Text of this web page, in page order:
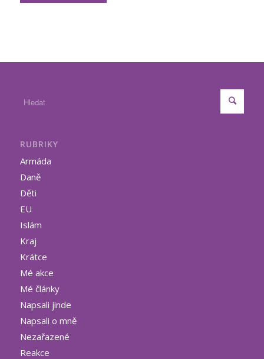
RUBRIKY
Armáda
Daně
Děti
EU
Islám
Kraj
Krátce
Mé akce
Mé články
Napsali jinde
Napsali o mně
Nezařazené
Reakce